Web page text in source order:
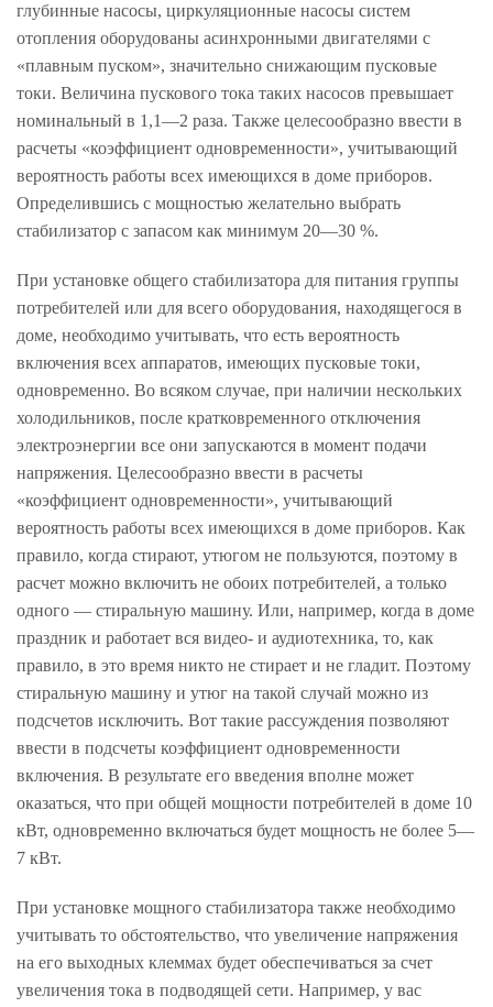
глубинные насосы, циркуляционные насосы систем
отопления оборудованы асинхронными двигателями с
«плавным пуском», значительно снижающим пусковые
токи. Величина пускового тока таких насосов превышает
номинальный в 1,1—2 раза. Также целесообразно ввести в
расчеты «коэффициент одновременности», учитывающий
вероятность работы всех имеющихся в доме приборов.
Определившись с мощностью желательно выбрать
стабилизатор с запасом как минимум 20—30 %.
При установке общего стабилизатора для питания группы
потребителей или для всего оборудования, находящегося в
доме, необходимо учитывать, что есть вероятность
включения всех аппаратов, имеющих пусковые токи,
одновременно. Во всяком случае, при наличии нескольких
холодильников, после кратковременного отключения
электроэнергии все они запускаются в момент подачи
напряжения. Целесообразно ввести в расчеты
«коэффициент одновременности», учитывающий
вероятность работы всех имеющихся в доме приборов. Как
правило, когда стирают, утюгом не пользуются, поэтому в
расчет можно включить не обоих потребителей, а только
одного — стиральную машину. Или, например, когда в доме
праздник и работает вся видео- и аудиотехника, то, как
правило, в это время никто не стирает и не гладит. Поэтому
стиральную машину и утюг на такой случай можно из
подсчетов исключить. Вот такие рассуждения позволяют
ввести в подсчеты коэффициент одновременности
включения. В результате его введения вполне может
оказаться, что при общей мощности потребителей в доме 10
кВт, одновременно включаться будет мощность не более 5—
7 кВт.
При установке мощного стабилизатора также необходимо
учитывать то обстоятельство, что увеличение напряжения
на его выходных клеммах будет обеспечиваться за счет
увеличения тока в подводящей сети. Например, у вас